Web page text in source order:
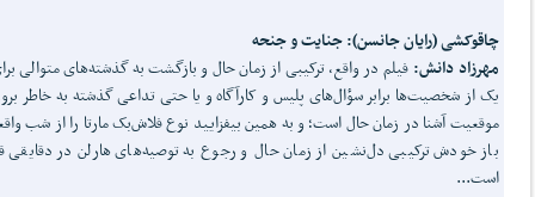
چاقوکشی (رایان جانسن): جنایت و جنحه
مهرزاد دانش: فیلم در واقع، ترکیبی از زمان حال و بازگشت به گذشته‌های متوالی
یک از شخصیت‌ها برابر سؤال‌های پلیس و کارآگاه و یا حتی تداعی گذشته به خاطر
موقعیت آشنا در زمان حال است؛ و به همین بیفزایید نوع فلاش‌بک مارتا را از شب
باز خودش ترکیبی دل‌نشین از زمان حال و رجوع به توصیه‌های هارلن در دقایقی
است...